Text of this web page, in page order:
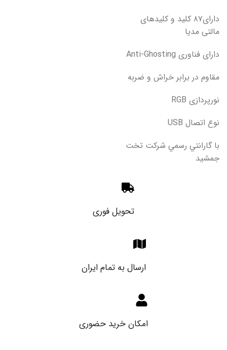
دارای۸۷ کلید و کلیدهای
مالتی مدیا
دارای فناوری Anti-Ghosting
مقاوم در برابر خراش و ضربه
نورپردازی RGB
نوع اتصال USB
با گارانتي رسمي شركت تخت
جمشيد
تحویل فوری
ارسال به تمام ایران
امکان خرید حضوری